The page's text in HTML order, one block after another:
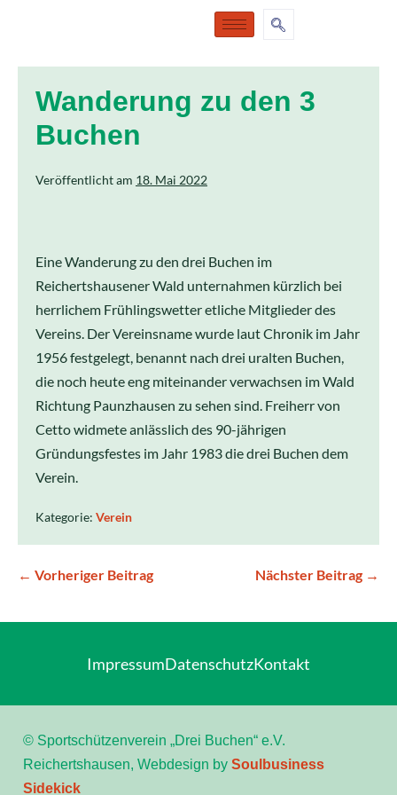
Wanderung zu den 3
Buchen
Veröffentlicht am 18. Mai 2022
Eine Wanderung zu den drei Buchen im
Reichertshausener Wald unternahmen kürzlich bei
herrlichem Frühlingswetter etliche Mitglieder des
Vereins. Der Vereinsname wurde laut Chronik im Jahr
1956 festgelegt, benannt nach drei uralten Buchen,
die noch heute eng miteinander verwachsen im Wald
Richtung Paunzhausen zu sehen sind. Freiherr von
Cetto widmete anlässlich des 90-jährigen
Gründungsfestes im Jahr 1983 die drei Buchen dem
Verein.
Kategorie: Verein
← Vorheriger Beitrag Nächster Beitrag →
ImpressumDatenschutzKontakt
© Sportschützenverein „Drei Buchen“ e.V.
Reichertshausen, Webdesign by Soulbusiness
Sidekick